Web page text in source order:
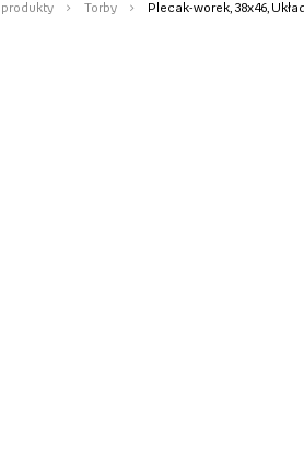
Torby Plecak-worek, 38x46,